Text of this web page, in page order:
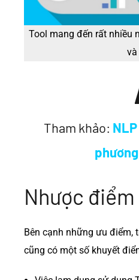
Tool mang đến rất nhiều
Tham khảo:
Nhược
Bên cạnh những ưu điểm,
cũng có một số khuyết